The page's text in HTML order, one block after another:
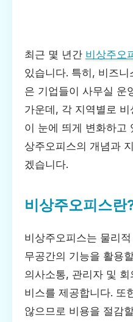
최근 몇 년간 비상주오
있습니다. 특히, 비즈
은 기업들이 사무실 운
가운데, 각 지역별로
이 눈에 띄게 변화하고
상주오피스의 개념과
겠습니다.
비상주오피스란
비상주오피스는 물리
무공간의 기능을 활용
의사소통, 관리자 및
비스를 제공합니다. 또
않으므로 비용을 절감